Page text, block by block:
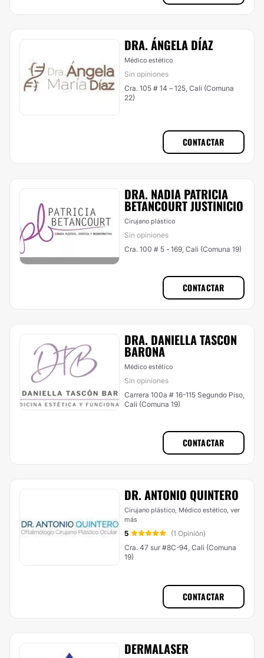
DRA. ÁNGELA DÍAZ
Médico estético
Sin opiniones
Cra. 105 # 14 – 125, Cali (Comuna
22)
CONTACTAR
DRA. NADIA PATRICIA
BETANCOURT JUSTINICIO
Cirujano plástico
Sin opiniones
Cra. 100 # 5 - 169, Cali (Comuna 19)
CONTACTAR
DRA. DANIELLA TASCON
BARONA
Médico estético
Sin opiniones
Carrera 100a # 16-115 Segundo Piso,
Cali (Comuna 19)
CONTACTAR
DR. ANTONIO QUINTERO
Cirujano plástico, Médico estético, ver
más
5
(1 Opinión)
Cra. 47 sur #8C-94, Cali (Comuna
19)
CONTACTAR
DERMALASER